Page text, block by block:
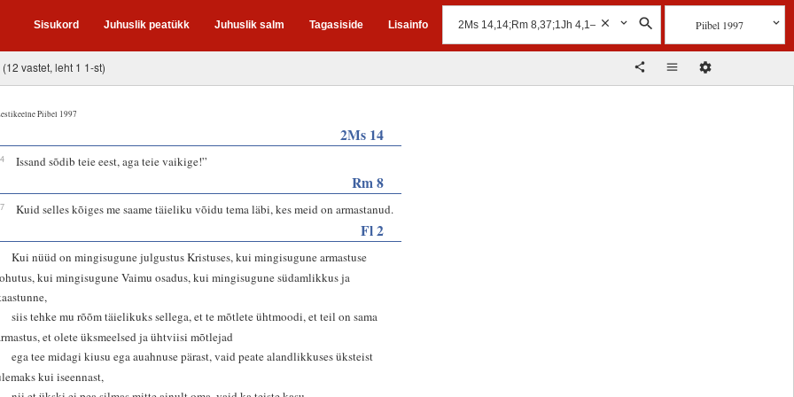
Sisukord Juhuslik peatükk Juhuslik salm Tagasiside Lisainfo Piibel 1997
(12 vastet, leht 1 1-st)
Piibel 1997
2Ms 14
Issand sõdib teie eest, aga teie vaikige!”
Rm 8
Kuid selles kõiges me saame täieliku võidu tema läbi, kes meid on armastanud.
Fl 2
Kui nüüd on mingisugune julgustus Kristuses, kui mingisugune armastuse
kui mingisugune Vaimu osadus, kui mingisugune südamlikkus ja
siis tehke mu rõõm täielikuks sellega, et te mõtlete ühtmoodi, et teil on sama
et olete üksmeelsed ja ühtviisi mõtlejad
ega tee midagi kiusu ega auahnuse pärast, vaid peate alandlikkuses üksteist
kui iseennast,